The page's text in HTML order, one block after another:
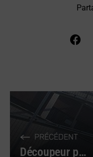
PRÉCÉDENT
Découpeur plasma pour bénéficier d’un arc électrique plus puissant